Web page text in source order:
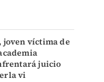
joven víctima de
juicio
vi